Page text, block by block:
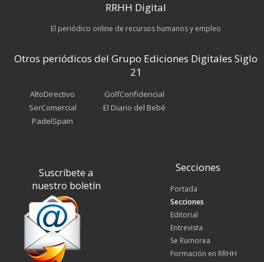
RRHH Digital
El periódico online de recursos humanos y empleo
Otros periódicos del Grupo Ediciones Digitales Siglo
21
AltoDirectivo
SerComercial
PadelSpain
GolfConfidencial
El Diario del Bebé
Suscríbete a
nuestro boletín
Secciones
Portada
Secciones
Editorial
Entrevista
Se Rumorea
Formación en RRHH